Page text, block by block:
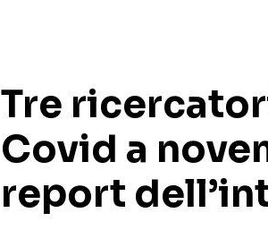
Tre
Covid a
report